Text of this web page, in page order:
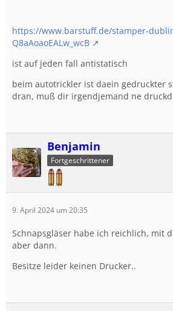
https://www.barstuff.de/stamper-
Q8aAoaoEALw_wcB
ist auf jeden fall antistatisch
beim autotrickler ist daein gedruckter
dran, muß dir irgendjemand ne
Benjamin
Fortgeschrittener
9. April 2024 um 20:35
Schnapsgläser habe ich reichlich, mit
aber dann.
Besitze leider keinen Drucker..